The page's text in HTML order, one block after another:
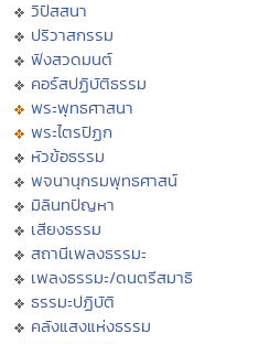
วิปัสสนา
ปริวาสกรรม
ฟังสวดมนต์
คอร์สปฏิบัติธรรม
พระพุทธศาสนา
พระไตรปิฏก
หัวข้อธรรม
พจนานุกรมพุทธศาสน์
มิลินทปัญหา
เสียงธรรม
สถานีเพลงธรรมะ
เพลงธรรมะ/ดนตรีสมาธิ
ธรรมะปฏิบัติ
คลังแสงแห่งธรรม